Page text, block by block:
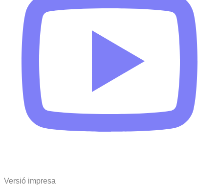
Versió impresa